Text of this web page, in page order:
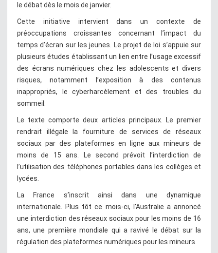
le débat dès le mois de janvier.
Cette initiative intervient dans un contexte de
préoccupations croissantes concernant l’impact du
temps d’écran sur les jeunes. Le projet de loi s’appuie sur
plusieurs études établissant un lien entre l’usage excessif
des écrans numériques chez les adolescents et divers
risques, notamment l’exposition à des contenus
inappropriés, le cyberharcèlement et des troubles du
sommeil.
Le texte comporte deux articles principaux. Le premier
rendrait illégale la fourniture de services de réseaux
sociaux par des plateformes en ligne aux mineurs de
moins de 15 ans. Le second prévoit l’interdiction de
l’utilisation des téléphones portables dans les collèges et
lycées.
La France s’inscrit ainsi dans une dynamique
internationale. Plus tôt ce mois-ci, l’Australie a annoncé
une interdiction des réseaux sociaux pour les moins de 16
ans, une première mondiale qui a ravivé le débat sur la
régulation des plateformes numériques pour les mineurs.